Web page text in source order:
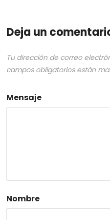
Deja un
Tu dirección de correo
campos obligatorios están
Mensaje
Nombre